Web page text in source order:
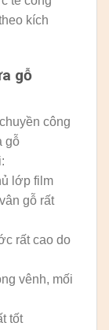
kích
gỗ
công
gỗ
lớp film
gỗ rất
rất cao do
vênh, mối
tốt